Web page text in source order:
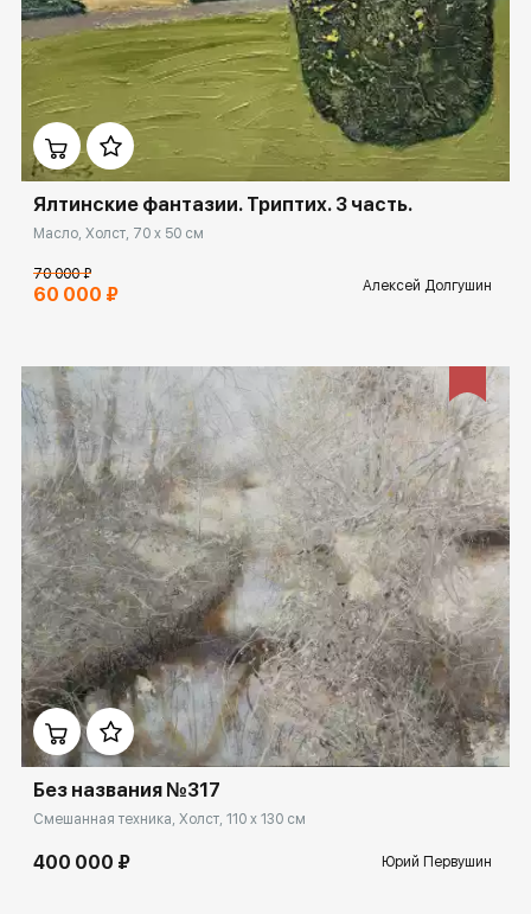
Домен: ekb.rakovgallery.ru
Ялтинские фантазии. Триптих. 3 часть.
Масло, Холст, 70 x 50 см
70 000 ₽
60 000 ₽ Алексей Долгушин
Домен: ekb.rakovgallery.ru
Без названия №317
Смешанная техника, Холст, 110 x 130 см
400 000 ₽ Юрий Первушин